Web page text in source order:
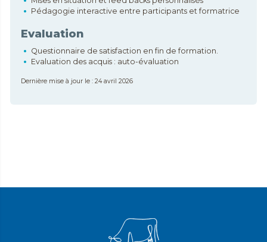
Pédagogie interactive entre participants et formatrice
Evaluation
Questionnaire de satisfaction en fin de formation.
Evaluation des acquis : auto-évaluation
Dernière mise à jour le : 24 avril 2026